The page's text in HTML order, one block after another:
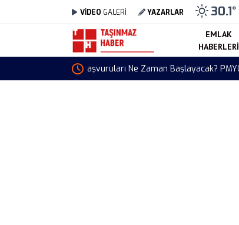
VİDEO GALERİ YAZARLAR 30.1°
EMLAK
HABERLERI
Toki İstanbul Ucuz Kiralık Konut